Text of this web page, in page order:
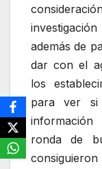
además de
dar con el
los
para ver si
ronda de